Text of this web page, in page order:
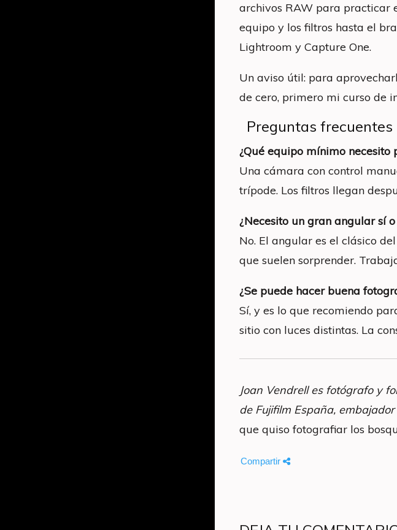
archivos RAW para practicar
equipo y los filtros hasta el
Lightroom y Capture One.
Un aviso útil: para
de cero, primero mi curso de
Preguntas frecuentes
¿Qué equipo mínimo
Una cámara con control
trípode. Los filtros llegan
¿Necesito un gran angular sí o
No. El angular es el clásico
que suelen sorprender.
¿Se puede hacer buena
Sí, y es lo que recomiendo
sitio con luces distintas. La
Joan Vendrell es fotógrafo y
de Fujifilm España,
que quiso fotografiar los
Compartir